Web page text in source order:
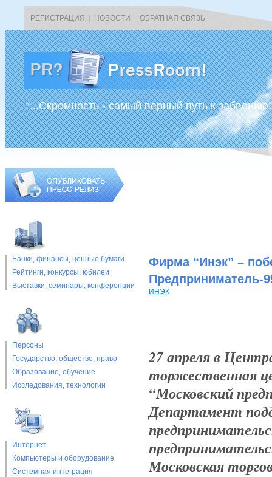
РЕГИСТРАЦИЯ НОВОСТИ ОБРАТНАЯ СВЯЗЬ
“...Скромность - самый верный путь к
Банки, финансы, ценные бумаги
Рейтинги, конкурсы, юбилеи
Выставки, cеминары, конференции
Персоны
Государство, общество, право
Образование, обучение
Исследования, технологии
Интернет
Компьютеры и оборудование
Системная интеграция
Фирма “Инэк” –
Предприниматель-
ИНЭК
27 апреля в
торжественная
“Московский
Департамент
Московская